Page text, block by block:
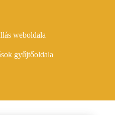
weboldala
gyűjtőoldala